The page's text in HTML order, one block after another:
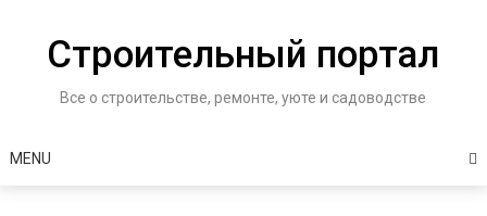
contentСтроительный портал
Все о строительстве, ремонте, уюте и садоводстве
MENU